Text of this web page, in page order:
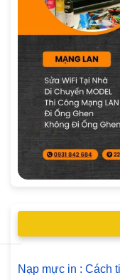
Nạp mực in : Cách